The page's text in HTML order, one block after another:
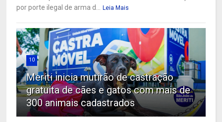
por porte ilegal de arma d... Leia Mais
10
Meriti inicia mutirão de castração
gratuita de cães e gatos com mais de
300 animais cadastrados